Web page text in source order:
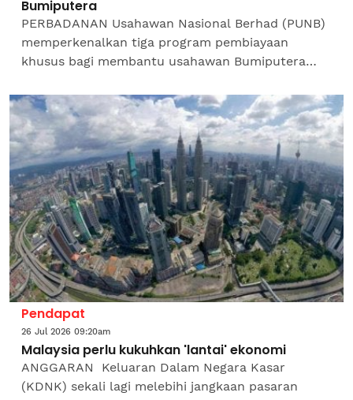
Bumiputera
PERBADANAN Usahawan Nasional Berhad (PUNB)
memperkenalkan tiga program pembiayaan
khusus bagi membantu usahawan Bumiputera
mengukuhkan aliran tunai dan...
Pendapat
26 Jul 2026 09:20am
Malaysia perlu kukuhkan 'lantai' ekonomi
ANGGARAN Keluaran Dalam Negara Kasar
(KDNK) sekali lagi melebihi jangkaan pasaran